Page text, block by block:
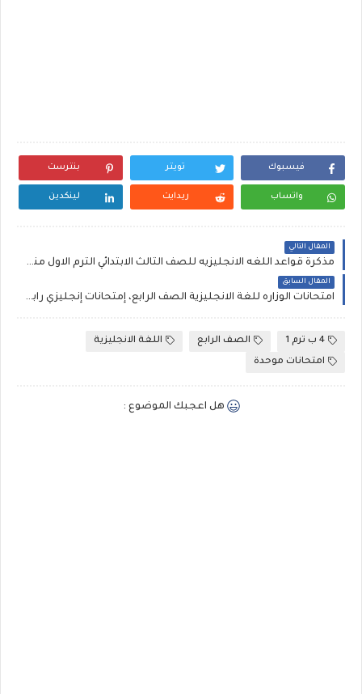
فيسبوك تويتر بنترست
واتساب ريدايت لينكدين
المقال التالي
مذكرة قواعد اللغه الانجليزيه للصف الثالث الابتدائي الترم الاول منهج 2022 مستر عادل مجدى
المقال السابق
امتحانات الوزاره للغة الانجليزية الصف الرابع، إمتحانات إنجليزي رابعة ابتدائي بالاجابات
4 ب ترم 1 الصف الرابع
اللغة الانجليزية
امتحانات موحدة
هل اعجبك الموضوع :